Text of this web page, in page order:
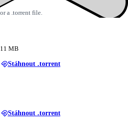
a .torrent file.
MB
Stáhnout .torrent
Stáhnout .torrent